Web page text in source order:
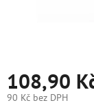
108,90
90 Kč bez DPH